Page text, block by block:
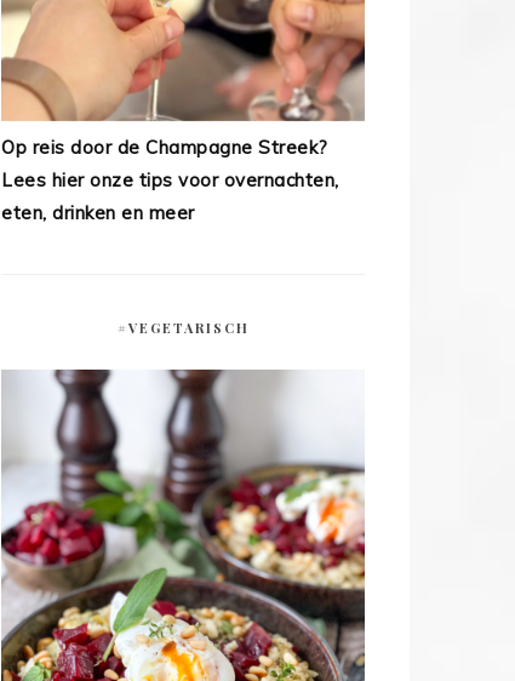
Op reis door de Champagne Streek?
Lees hier onze tips voor overnachten,
eten, drinken en meer
#VEGETARISCH